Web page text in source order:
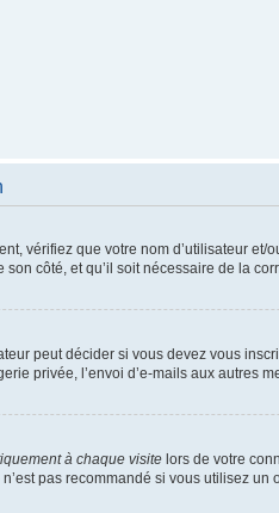
vérifiez que votre nom d’utilisateur
côté, et qu’il soit nécessaire de la
peut décider si vous devez vous
privée, l’envoi d’e-mails aux autres
à chaque visite lors de votre
pas recommandé si vous utilisez